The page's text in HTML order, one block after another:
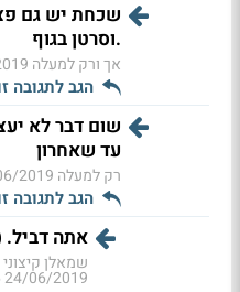
שכחת יש גם
.וסרטן בגוף
אך ורק למעלה
הגב לתגובה
שום דבר לא
עד שאחרון
רק למעלה 14:22
הגב לתגובה
אתה דביל.
שמאלן קיצוני
24/06/2019 16:16